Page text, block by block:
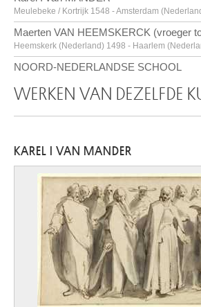
Meulebeke / Kortrijk 1548 - Amsterdam
Maerten VAN HEEMSKERCK (vroeger
Heemskerk (Nederland) 1498 - Haarlem
NOORD-NEDERLANDSE SCHOOL
WERKEN VAN DEZELFDE
KAREL I VAN MANDER